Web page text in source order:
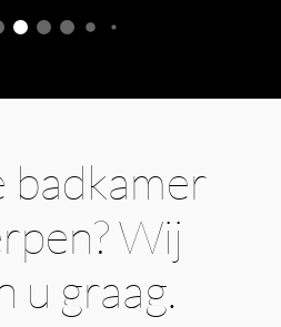
badkamer
Wij
u graag.